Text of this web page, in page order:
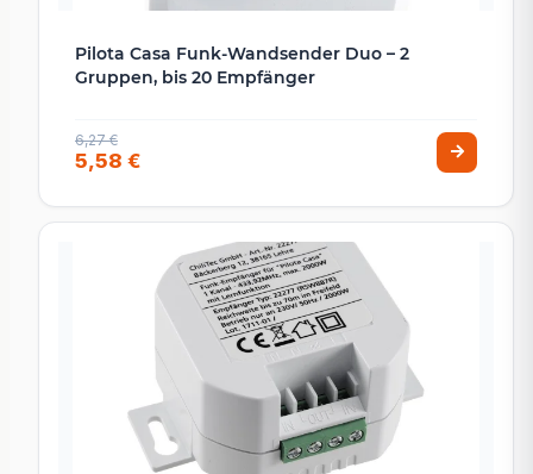
Pilota Casa Funk-Wandsender Duo – 2
Gruppen, bis 20 Empfänger
6,27 €
5,58 €